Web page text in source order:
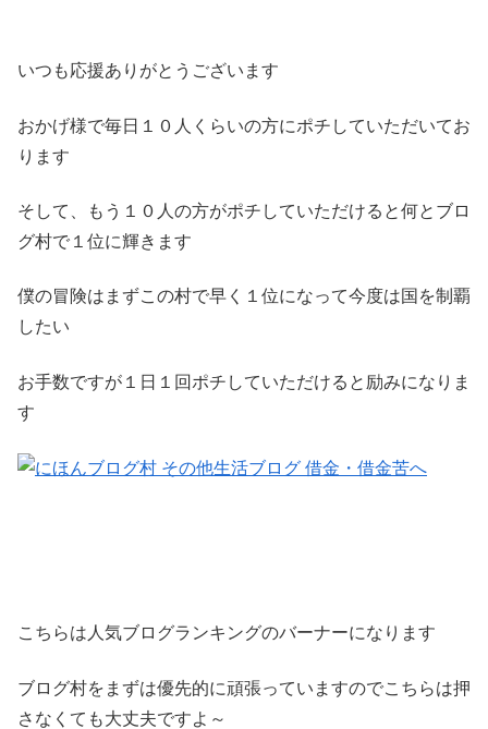
いつも応援ありがとうございます
おかげ様で毎日１０人くらいの方にポチしていただいてお
ります
そして、もう１０人の方がポチしていただけると何とブロ
グ村で１位に輝きます
僕の冒険はまずこの村で早く１位になって今度は国を制覇
したい
お手数ですが１日１回ポチしていただけると励みになりま
す
こちらは人気ブログランキングのバーナーになります
ブログ村をまずは優先的に頑張っていますのでこちらは押
さなくても大丈夫ですよ～